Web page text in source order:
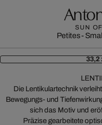
SUN
Petites -
33,2
Die Lentikulartechnik
Bewegungs- und
sich das Motiv und
Präzise gearbeitete